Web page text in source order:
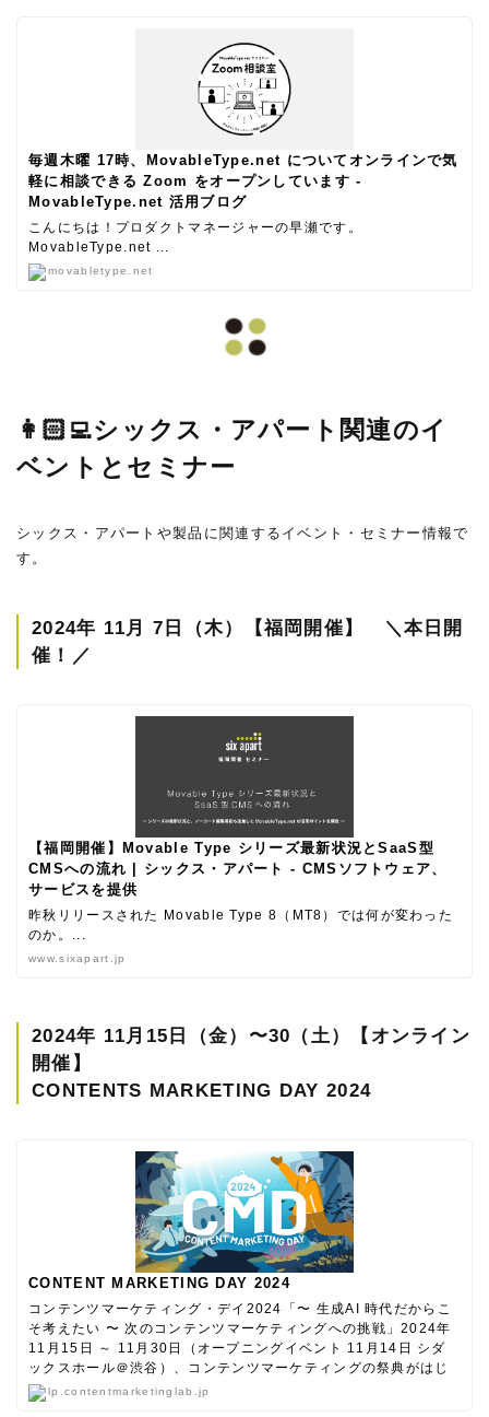
毎週木曜 17時、MovableType.net についてオンラインで気
軽に相談できる Zoom をオープンしています -
MovableType.net 活用ブログ
こんにちは！プロダクトマネージャーの早瀬です。
MovableType.net ...
movabletype.net
👩🏻‍💻シックス・アパート関連のイ
ベントとセミナー
シックス・アパートや製品に関連するイベント・セミナー情報で
す。
2024年 11月 7日（木）【福岡開催】 ＼本日開
催！／
【福岡開催】Movable Type シリーズ最新状況とSaaS型
CMSへの流れ | シックス・アパート - CMSソフトウェア、
サービスを提供
昨秋リリースされた Movable Type 8（MT8）では何が変わった
のか。...
www.sixapart.jp
2024年 11月15日（金）〜30（土）【オンライン
開催】
CONTENTS MARKETING DAY 2024
CONTENT MARKETING DAY 2024
コンテンツマーケティング・デイ2024「〜 ⽣成AI 時代だからこ
そ考えたい 〜 次のコンテンツマーケティングへの挑戦」2024年
11月15日 ～ 11月30日（オープニングイベント 11月14日 シダ
ックスホール＠渋⾕）、コンテンツマーケティングの祭典がはじ
まる！ #CM_Day2024
lp.contentmarketinglab.jp